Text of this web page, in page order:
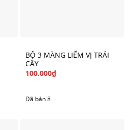
BỘ 3 MÀNG LIẾM VỊ TRÁI
CÂY
100.000₫
Đã bán 8